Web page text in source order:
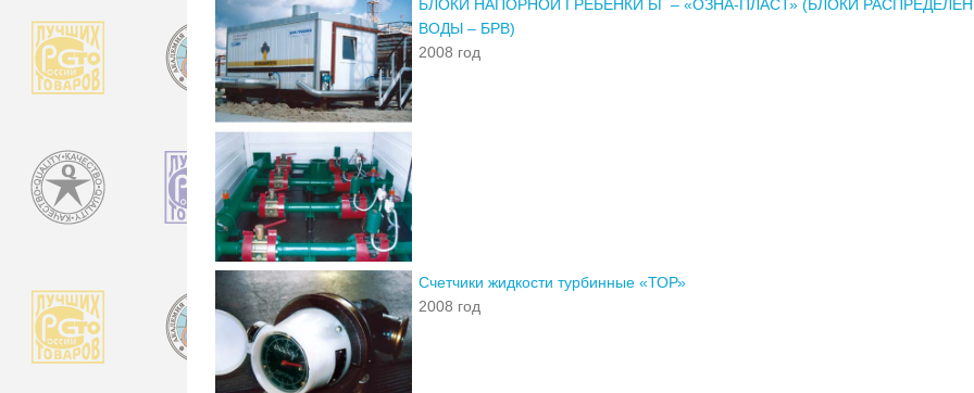
БЛОКИ НАПОРНОЙ ГРЕБЕНКИ БГ – «ОЗНА-ПЛАСТ» (БЛОКИ
ВОДЫ – БРВ)
2008 год
Счетчики жидкости турбинные «ТОР»
2008 год